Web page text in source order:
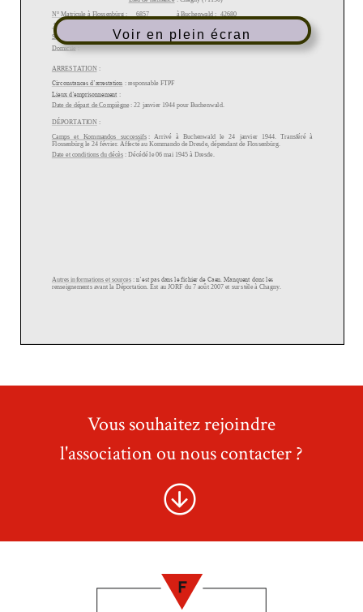
Voir en plein écran
Vous souhaitez rejoindre
l'association ou nous contacter ?